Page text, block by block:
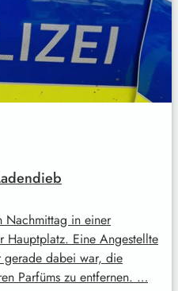
Nachmittag in einer
Hauptplatz. Eine Angestellte
gerade dabei war, die
Parfüms zu entfernen. …